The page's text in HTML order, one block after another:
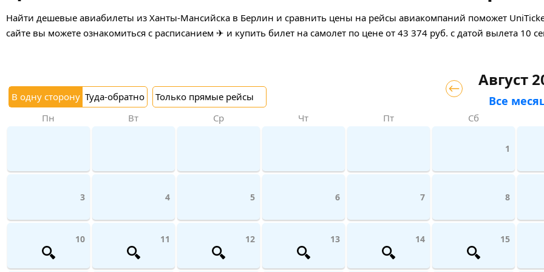
Найти дешевые авиабилеты из Ханты-Мансийска в Берлин и сравнить цены на рейсы авиакомпаний поможет
сайте вы можете ознакомиться с расписанием ✈ и купить билет на самолет по цене от 43 374 руб. с датой вылета 10
В одну сторону Туда-обратно Только прямые рейсы
Август
Все
Пн Вт Ср Чт Пт Сб
1
3 4 5 6 7 8
10 11 12 13 14 15